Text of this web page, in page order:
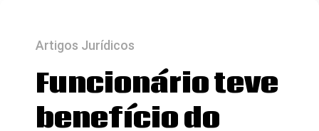
Artigos Jurídicos
Funcionário teve
benefício do